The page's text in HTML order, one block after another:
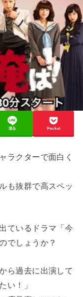
送る Pocket
ラクターで面白く
も抜群で高スペッ
ているドラマ「今
でしょうか？
ら過去に出演して
い！」